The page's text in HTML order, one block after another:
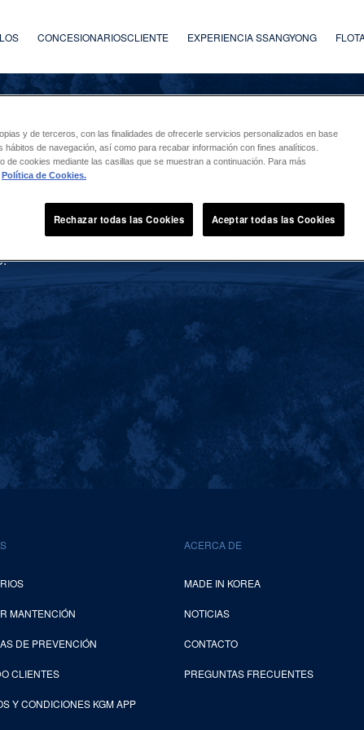
CONCESIONARIOSCLIENTE EXPERIENCIA SSANGYONG
MANTENCIÓN
DE PREVENCIÓN
CLIENTES
Y CONDICIONES KGM APP
ACERCA DE
MADE IN KOREA
NOTICIAS
CONTACTO
PREGUNTAS FRECUENTES
y de terceros, con las finalidades de ofrecerle servicios personalizados en base
hábitos de navegación, así como para recabar información con fines analíticos.
de cookies mediante las casillas que se muestran a continuación. Para más
Política de Cookies.
Rechazar todas las Cookies Aceptar todas las Cookies